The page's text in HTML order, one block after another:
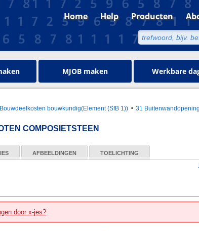
Home Help Producten
MJOB maken Werkbare
Bouwdeelkosten bouwkundig(Element (SfB 1)) 31
COMPOSIETSTEEN
AFBEELDINGEN
TOELICHTING
door x-jes?